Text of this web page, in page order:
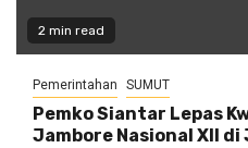
2 min read
Pemerintahan SUMUT
Pemko Siantar Lepas
Jambore Nasional XII